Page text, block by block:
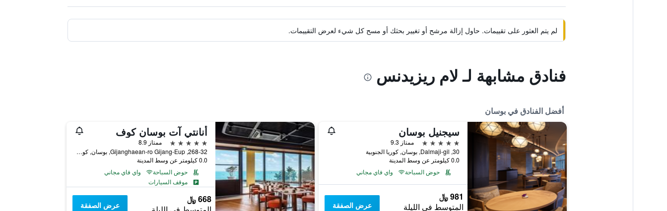
لم يتم العثور على تقييمات. حاول إزالة مرشح أو تغيير بحثك أو مسح كل شيء لعرض التقييمات.
فنادق مشابهة لـ لام ريزيدنس
أفضل الفنادق في بوسان
سيجنيل بوسان
5 نجوم
ممتاز 9.3
30, Dalmaji-gil, بوسان, كوريا الجنوبية
0.0 كيلومتر عن وسط المدينة
حوض السباحة
واي فاي مجاني
981 ﷼
المتوسط في الليلة عرض الصفقة
أنانتي آت بوسان كوف
5 نجوم
ممتاز 8.9
268-32, Gijanghaean-ro Gijang-Eup, بوسان, كوريا الجنوبية
0.0 كيلومتر عن وسط المدينة
حوض السباحة
واي فاي مجاني
موقف السيارات
668 ﷼
عرض الصفقة